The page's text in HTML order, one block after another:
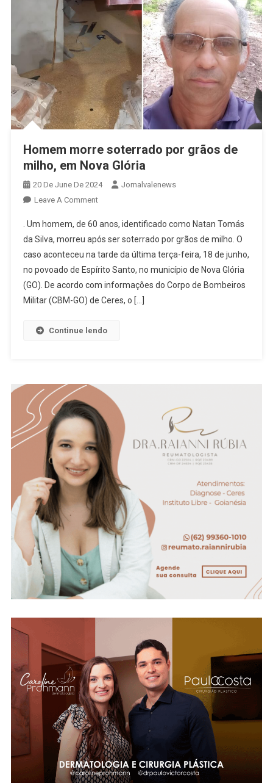
Homem morre soterrado por grãos de
milho, em Nova Glória
20 De June De 2024
Jornalvalenews
Leave A CommentOn
Morre
Soterrado
Por
Grãos
De
Milho,
Nova
. Um homem, de 60 anos, identificado como Natan Tomás
da Silva, morreu após ser soterrado por grãos de milho. O
caso aconteceu na tarde da última terça-feira, 18 de junho,
no povoado de Espírito Santo, no município de Nova Glória
(GO). De acordo com informações do Corpo de Bombeiros
Militar (CBM-GO) de Ceres, o […]
Continue lendo